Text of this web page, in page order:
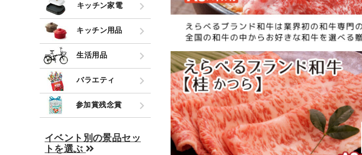
キッチン家電
キッチン用品
生活用品
バラエティ
参加賞残念賞
イベント別の景品セッ
トを選ぶ